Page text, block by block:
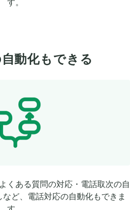
動化もできる
くある質問の対応・電話取次の自
ど、電話対応の自動化もできま